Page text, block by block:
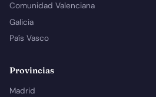
Comunidad Valenciana
Galicia
País Vasco
Provincias
Madrid